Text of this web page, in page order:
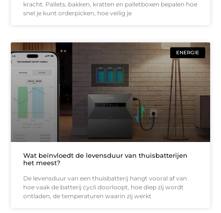
kracht. Pallets, bakken, kratten en palletboxen bepalen hoe
snel je kunt orderpicken, hoe veilig je
ENERGIE
Wat beïnvloedt de levensduur van thuisbatterijen
het meest?
De levensduur van een thuisbatterij hangt vooral af van
hoe vaak de batterij cycli doorloopt, hoe diep zij wordt
ontladen, de temperaturen waarin zij werkt